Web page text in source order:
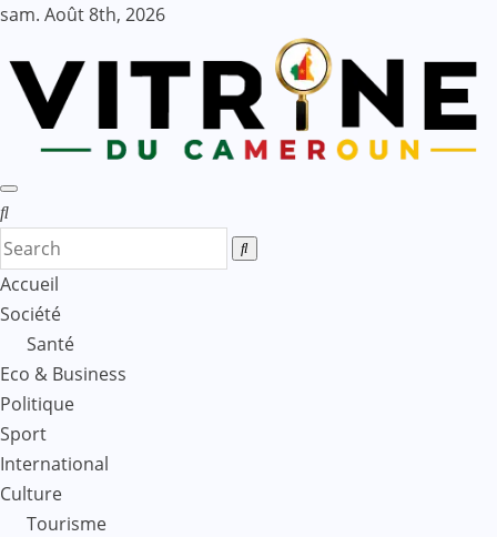
Skip
content
sam. Août 8th, 2026
Accueil
Société
Santé
Eco & Business
Politique
Sport
International
Culture
Tourisme